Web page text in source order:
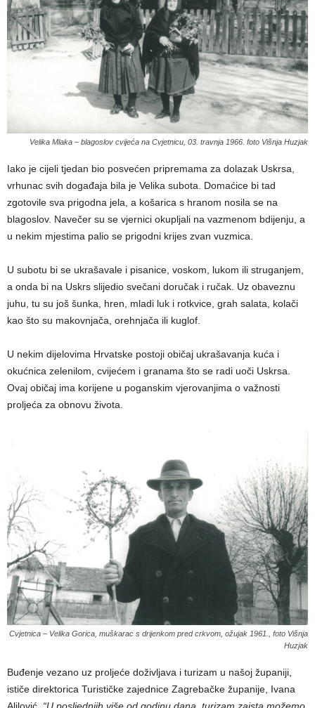
Velika Mlaka – blagoslov cvijeća na Cvjetnicu, 03. travnja 1966. foto Višnja Huzjak
Iako je cijeli tjedan bio posvećen pripremama za dolazak Uskrsa,
vrhunac svih događaja bila je Velika subota. Domaćice bi tad
zgotovile sva prigodna jela, a košarica s hranom nosila se na
blagoslov. Navečer su se vjernici okupljali na vazmenom bdijenju, a
u nekim mjestima palio se prigodni krijes zvan vuzmica.
U subotu bi se ukrašavale i pisanice, voskom, lukom ili struganjem,
a onda bi na Uskrs slijedio svečani doručak i ručak. Uz obaveznu
juhu, tu su još šunka, hren, mladi luk i rotkvice, grah salata, kolači
kao što su makovnjača, orehnjača ili kuglof.
U nekim dijelovima Hrvatske postoji običaj ukrašavanja kuća i
okućnica zelenilom, cvijećem i granama što se radi uoči Uskrsa.
Ovaj običaj ima korijene u poganskim vjerovanjima o važnosti
proljeća za obnovu života.
Cvjetnica – Velika Gorica, muškarac s drijenkom pred crkvom, ožujak 1961., foto Višnja
Huzjak
Buđenje vezano uz proljeće doživljava i turizam u našoj županiji,
ističe direktorica Turističke zajednice Zagrebačke županije, Ivana